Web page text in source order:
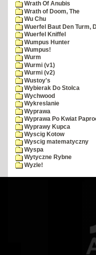
Wrath Of Anubis
Wrath of Doom, The
Wu Chu
Wuerfel Baut Den Turm,
Wuerfel Kniffel
Wumpus Hunter
Wumpus!
Wurm
Wurmi (v1)
Wurmi (v2)
Wustoy's
Wybierak Do Stolca
Wychwood
Wykreslanie
Wyprawa
Wyprawa Po Kwiat
Wyprawy Kupca
Wyscig Kotow
Wyscig matematyczny
Wyspa
Wytyczne Rybne
Wyzle!